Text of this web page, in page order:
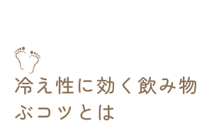
冷え性に効く飲み
ぶコツとは